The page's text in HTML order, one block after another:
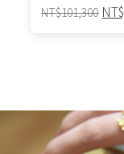
NT$101,300 原
NT$